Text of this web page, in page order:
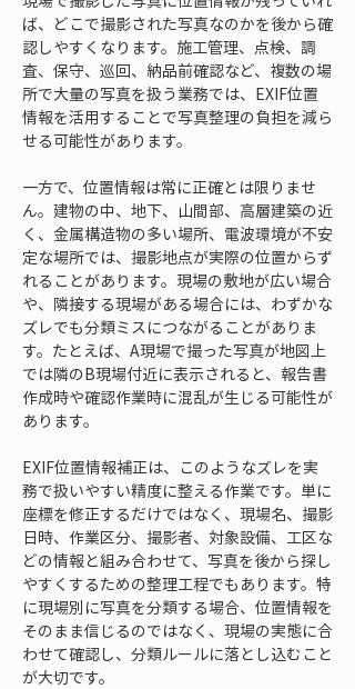
ば、どこで撮影された写真なのかを後から確
認しやすくなります。施工管理、点検、調
査、保守、巡回、納品前確認など、複数の場
所で大量の写真を扱う業務では、EXIF位置
情報を活用することで写真整理の負担を減ら
せる可能性があります。
一方で、位置情報は常に正確とは限りませ
ん。建物の中、地下、山間部、高層建築の近
く、金属構造物の多い場所、電波環境が不安
定な場所では、撮影地点が実際の位置からず
れることがあります。現場の敷地が広い場合
や、隣接する現場がある場合には、わずかな
ズレでも分類ミスにつながることがありま
す。たとえば、A現場で撮った写真が地図上
では隣のB現場付近に表示されると、報告書
作成時や確認作業時に混乱が生じる可能性が
あります。
EXIF位置情報補正は、このようなズレを実
務で扱いやすい精度に整える作業です。単に
座標を修正するだけではなく、現場名、撮影
日時、作業区分、撮影者、対象設備、工区な
どの情報と組み合わせて、写真を後から探し
やすくするための整理工程でもあります。特
に現場別に写真を分類する場合、位置情報を
そのまま信じるのではなく、現場の実態に合
わせて確認し、分類ルールに落とし込むこと
が大切です。